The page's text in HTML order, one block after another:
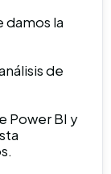
damos la
de
Power BI y